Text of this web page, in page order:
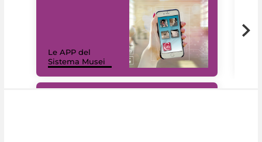
Le APP del
Sistema Musei